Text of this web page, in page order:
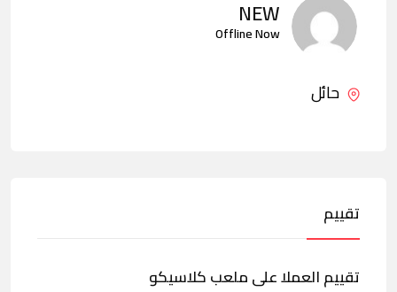
NEW
Offline Now
حائل
تقييم
تقييم العملا على ملعب كلاسيكو